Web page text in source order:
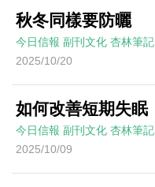
秋冬同樣要防曬
今日信報 副刊文化 杏林筆記
2025/10/20
如何改善短期失眠
今日信報 副刊文化 杏林筆記
2025/10/09